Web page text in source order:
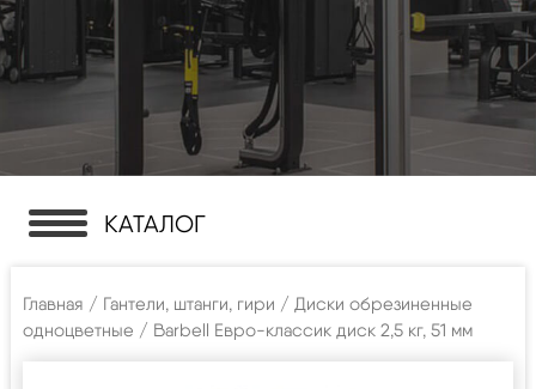
КАТАЛОГ
Главная / Гантели, штанги, гири / Диски обрезиненные
одноцветные / Barbell Евро-классик диск 2,5 кг, 51 мм